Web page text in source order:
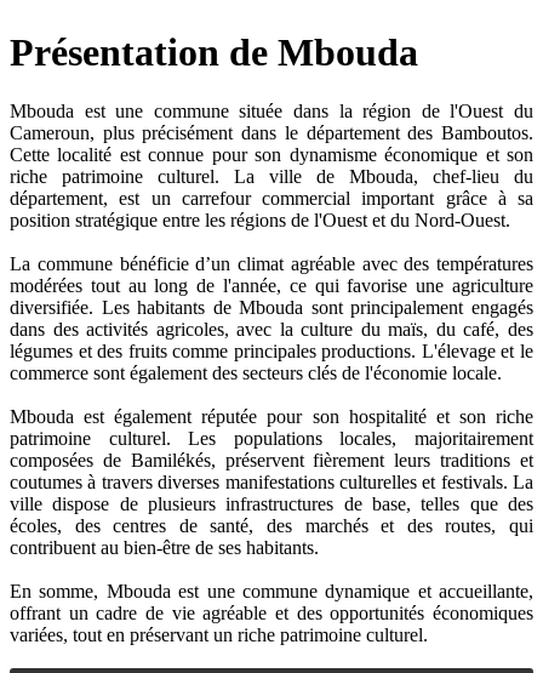
Présentation de Mbouda
Mbouda est une commune située dans la région de l'Ouest du
Cameroun, plus précisément dans le département des Bamboutos.
Cette localité est connue pour son dynamisme économique et son
riche patrimoine culturel. La ville de Mbouda, chef-lieu du
département, est un carrefour commercial important grâce à sa
position stratégique entre les régions de l'Ouest et du Nord-Ouest.
La commune bénéficie d’un climat agréable avec des températures
modérées tout au long de l'année, ce qui favorise une agriculture
diversifiée. Les habitants de Mbouda sont principalement engagés
dans des activités agricoles, avec la culture du maïs, du café, des
légumes et des fruits comme principales productions. L'élevage et le
commerce sont également des secteurs clés de l'économie locale.
Mbouda est également réputée pour son hospitalité et son riche
patrimoine culturel. Les populations locales, majoritairement
composées de Bamilékés, préservent fièrement leurs traditions et
coutumes à travers diverses manifestations culturelles et festivals. La
ville dispose de plusieurs infrastructures de base, telles que des
écoles, des centres de santé, des marchés et des routes, qui
contribuent au bien-être de ses habitants.
En somme, Mbouda est une commune dynamique et accueillante,
offrant un cadre de vie agréable et des opportunités économiques
variées, tout en préservant un riche patrimoine culturel.